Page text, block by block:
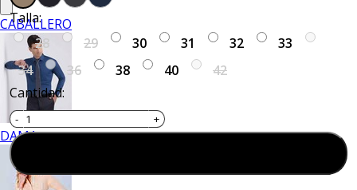
CABALLERO
DAMA
Talla:
28
29 30 31 32
33
34
36 38 40
42
Cantidad: